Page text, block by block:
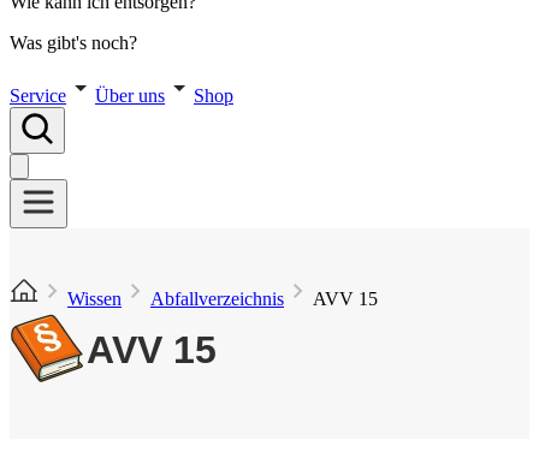
Was gibt's noch?
Service Über uns Shop
Wissen Abfallverzeichnis AVV 15
AVV 15